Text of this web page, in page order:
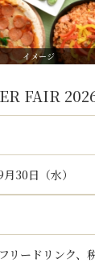
イメージ
FAIR
30日（水）
リードリンク、